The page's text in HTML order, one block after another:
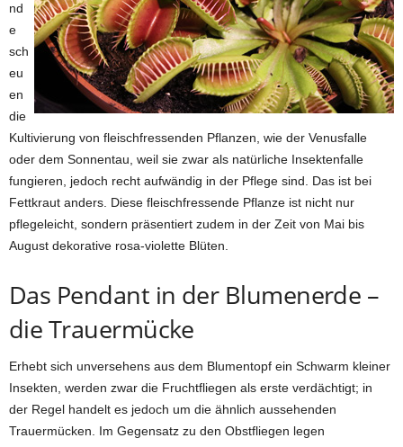
nd
e
sch
eu
en
die
Kultivierung von fleischfressenden Pflanzen, wie der Venusfalle
oder dem Sonnentau, weil sie zwar als natürliche Insektenfalle
fungieren, jedoch recht aufwändig in der Pflege sind. Das ist bei
Fettkraut anders. Diese fleischfressende Pflanze ist nicht nur
pflegeleicht, sondern präsentiert zudem in der Zeit von Mai bis
August dekorative rosa-violette Blüten.
Das Pendant in der Blumenerde –
die Trauermücke
Erhebt sich unversehens aus dem Blumentopf ein Schwarm kleiner
Insekten, werden zwar die Fruchtfliegen als erste verdächtigt; in
der Regel handelt es jedoch um die ähnlich aussehenden
Trauermücken. Im Gegensatz zu den Obstfliegen legen